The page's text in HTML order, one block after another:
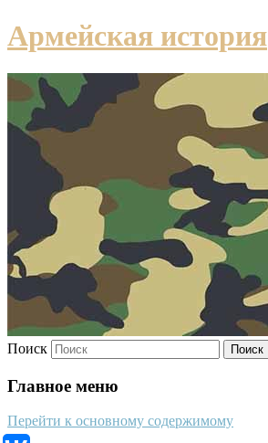
Армейская история
Поиск
Главное меню
Перейти к основному содержимому